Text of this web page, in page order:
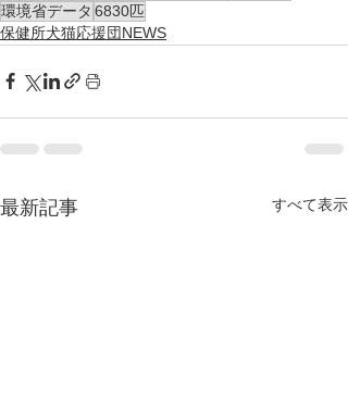
環境省データ 6830匹
保健所犬猫応援団NEWS
最新記事 すべて表示